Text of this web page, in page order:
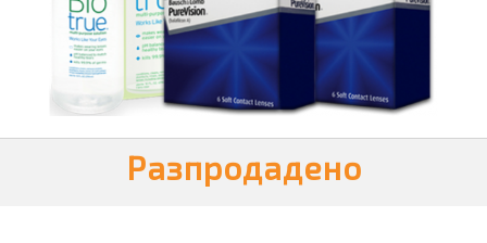
Разпродадено